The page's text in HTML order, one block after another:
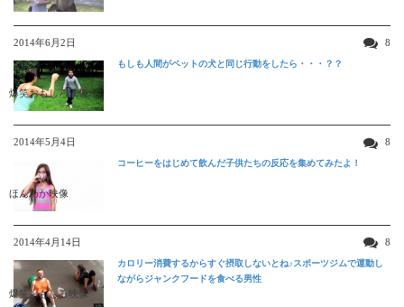
2014年6月2日 8
爆笑おもしろ映像
もしも人間がペットの犬と同じ行動をしたら・・・？？
2014年5月4日 8
ほんわか映像
コーヒーをはじめて飲んだ子供たちの反応を集めてみたよ！
2014年4月14日 8
爆笑おもしろ映像
カロリー消費するからすぐ摂取しないとね♪スポーツジムで運動し
ながらジャンクフードを食べる男性